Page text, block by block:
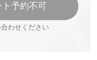
ト予約不可
わせください